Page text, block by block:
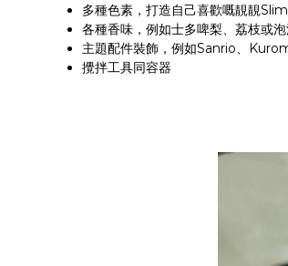
多種色素，打造自己喜歡嘅靚靚
各種香味，例如士多啤梨、荔枝或
主題配件裝飾，例如Sanrio、
攪拌工具同容器